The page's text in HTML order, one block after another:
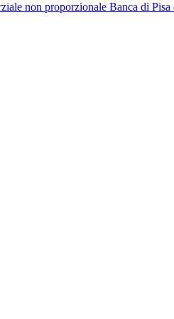
non proporzionale Banca di Pisa